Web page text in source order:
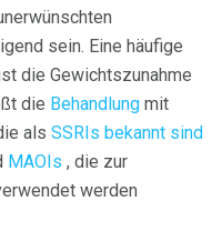
sein. Eine häufige
die Gewichtszunahme
die Behandlung mit
als SSRIs bekannt sind
MAOIs , die zur
werden